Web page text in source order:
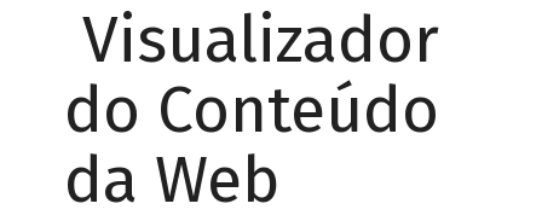
Visualizador
do Conteúdo
da Web